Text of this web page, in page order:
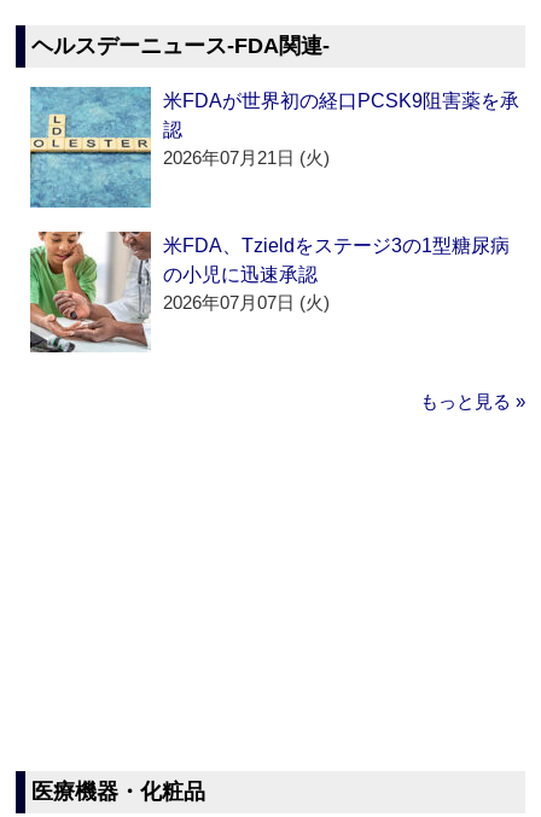
ヘルスデーニュース‐FDA関連‐
米FDAが世界初の経口PCSK9阻害薬を承
認
2026年07月21日 (火)
米FDA、Tzieldをステージ3の1型糖尿病
の小児に迅速承認
2026年07月07日 (火)
もっと見る »
医療機器・化粧品